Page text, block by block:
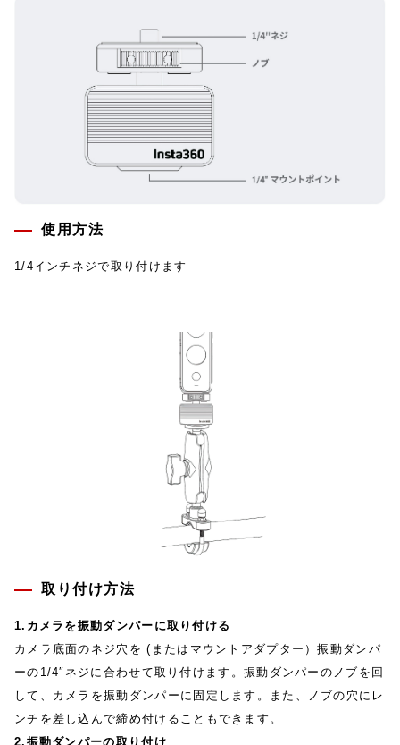
使用方法
1/4インチネジで取り付けます
取り付け方法
1.カメラを振動ダンパーに取り付ける
カメラ底面のネジ穴を (またはマウントアダプター）振動ダンパ
ーの1/4″ネジに合わせて取り付けます。振動ダンパーのノブを回
して、カメラを振動ダンパーに固定します。また、ノブの穴にレ
ンチを差し込んで締め付けることもできます。
2.振動ダンパーの取り付け